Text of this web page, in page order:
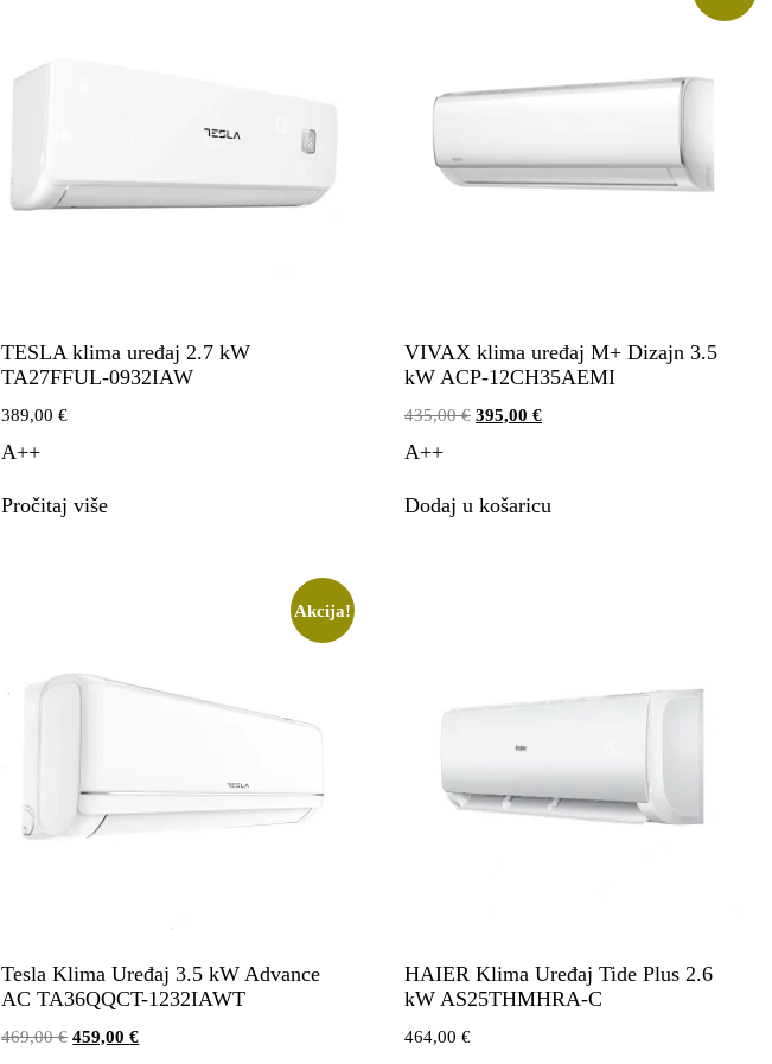
TESLA klima uređaj 2.7 kW
TA27FFUL-0932IAW
389,00€
A++
Pročitaj više
VIVAX klima uređaj M+ Dizajn 3.5
kW ACP-12CH35AEMI
435,00€ 395,00 €
A++
Dodaj u košaricu
Akcija!
Tesla Klima Uređaj 3.5 kW Advance
AC TA36QQCT-1232IAWT
469,00€ 459,00€
HAIER Klima Uređaj Tide Plus 2.6
kW AS25THMHRA-C
464,00 €